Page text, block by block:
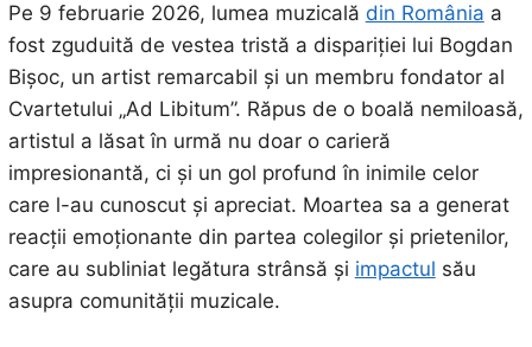
Pe 9 februarie 2026, lumea muzicală din România a
fost zguduită de vestea tristă a dispariției lui Bogdan
Bișoc, un artist remarcabil și un membru fondator al
Cvartetului „Ad Libitum”. Răpus de o boală nemiloasă,
artistul a lăsat în urmă nu doar o carieră
impresionantă, ci și un gol profund în inimile celor
care l-au cunoscut și apreciat. Moartea sa a generat
reacții emoționante din partea colegilor și prietenilor,
care au subliniat legătura strânsă și impactul său
asupra comunității muzicale.